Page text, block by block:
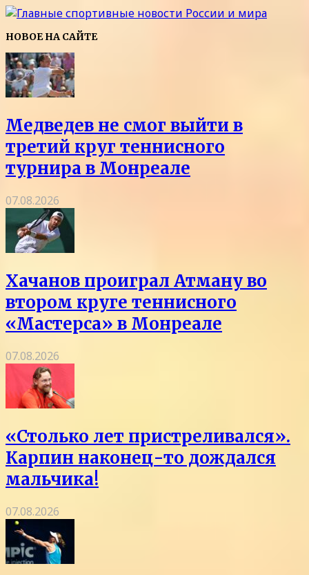
НОВОЕ НА САЙТЕ
Медведев не смог выйти в
третий круг теннисного
турнира в Монреале
07.08.2026
Хачанов проиграл Атману во
втором круге теннисного
«Мастерса» в Монреале
07.08.2026
«Столько лет пристреливался».
Карпин наконец-то дождался
мальчика!
07.08.2026